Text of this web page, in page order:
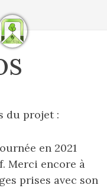
du projet :
en 2021
Merci encore à
prises avec son